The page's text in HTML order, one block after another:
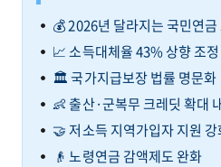
💰 2026년 달라지는 국민연
📈 소득대체율 43% 상향 조정
🏛️ 국가지급보장 법률 명문화
👶 출산·군복무 크레딧 확대
🤝 저소득 지역가입자 지원 강
👴 노령연금 감액제도 완화